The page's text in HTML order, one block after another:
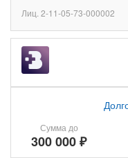
Лиц. 2-11-05-73-000002
Сумма до
300 000 ₽